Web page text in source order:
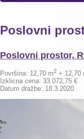
Poslovni
Poslovni prostor,
Površina: 12,70 m2 + 12,70
Izklicna cena: 33.072,75 €
Datum dražbe: 18.3.2020